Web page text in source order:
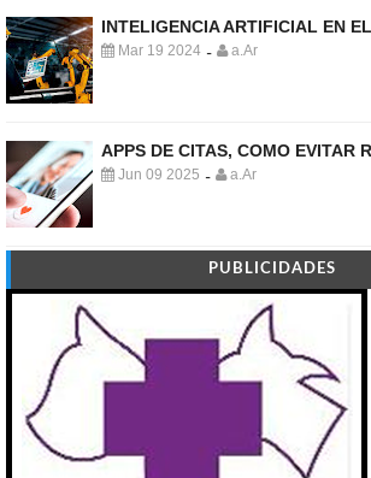
INTELIGENCIA ARTIFICIAL EN
Mar 19 2024 - a.Ar
APPS DE CITAS, COMO EVITAR
Jun 09 2025 - a.Ar
PUBLICIDADES